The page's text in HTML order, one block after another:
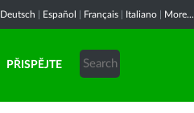
Deutsch Español Français Italiano More...
PŘISPĚJTE